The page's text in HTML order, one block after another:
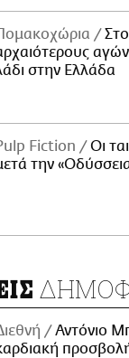
στην Ελλάδα
Fiction
Οι
την
Αντόνιο